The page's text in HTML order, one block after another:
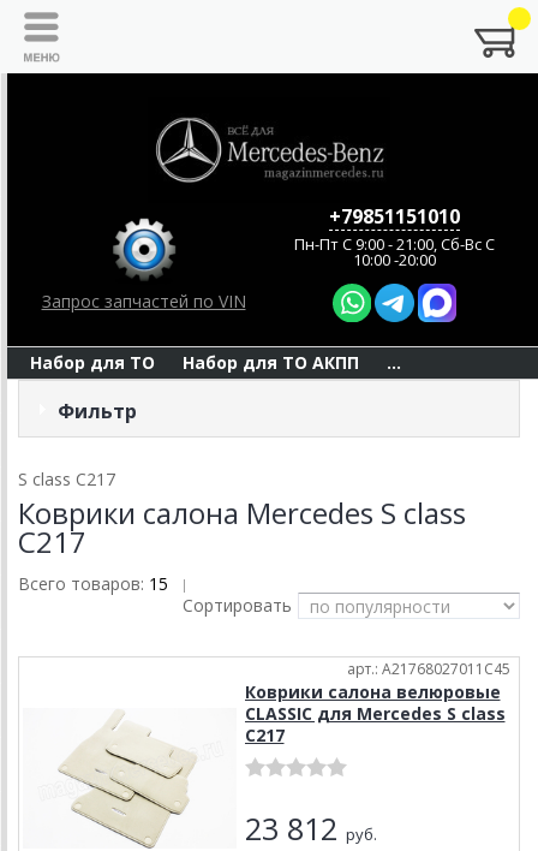
Запрос запчастей по VIN
+79851151010
Пн-Пт C 9:00 - 21:00, Сб-Вс С
10:00 -20:00
Набор для ТО Набор для ТО АКПП ...
Фильтр
S class C217
Коврики салона Mercedes S class
C217
Всего товаров: 15 |
Сортировать
арт.: A21768027011C45
Коврики салона велюровые
CLASSIC для Mercedes S class
C217
23 812 руб.